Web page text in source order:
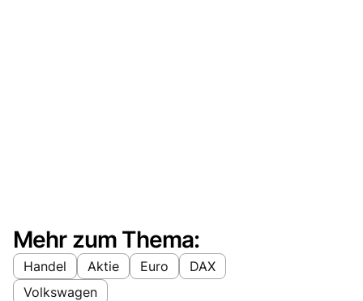
Mehr zum Thema:
Handel Aktie Euro
DAX
Volkswagen